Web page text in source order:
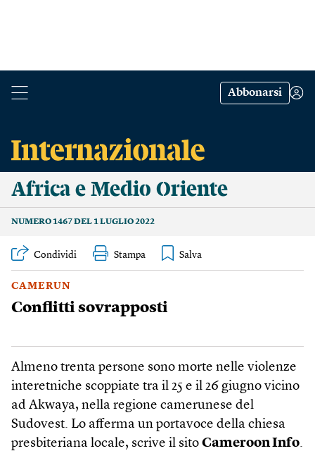
Abbonarsi
Africa e Medio Oriente
NUMERO 1467 DEL 1 LUGLIO 2022
Condividi Stampa
CAMERUN
Conflitti sovrapposti
Almeno trenta persone sono morte nelle violenze
interetniche scoppiate tra il 25 e il 26 giugno vicino
ad Akwaya, nella regione camerunese del
Sudovest. Lo afferma un portavoce della chiesa
presbiteriana locale, scrive il sito Cameroon Info.